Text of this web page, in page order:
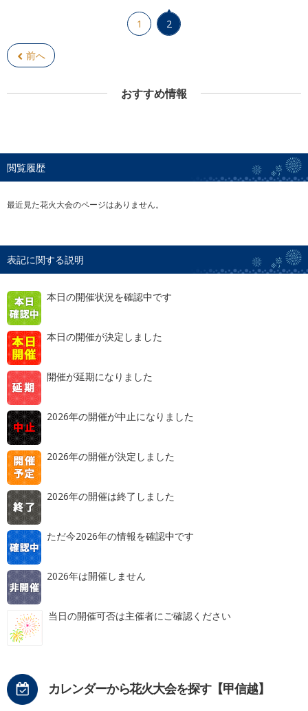
前へ
1 2
おすすめ情報
閲覧履歴
最近見た花火大会のページはありません。
表記に関する説明
本日の開催状況を確認中です
本日の開催が決定しました
開催が延期になりました
2026年の開催が中止になりました
2026年の開催が決定しました
2026年の開催は終了しました
ただ今2026年の情報を確認中です
2026年は開催しません
当日の開催可否は主催者にご確認ください
カレンダーから花火大会を探す【甲信越】